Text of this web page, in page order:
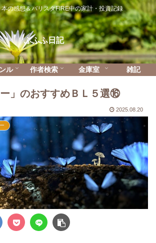
の感想＆バリスタFIRE中の家計・投資記録
ふふふ日記
ル 作者検索 金庫室 雑記
ー」のおすすめＢＬ５選⑯
2025.08.20